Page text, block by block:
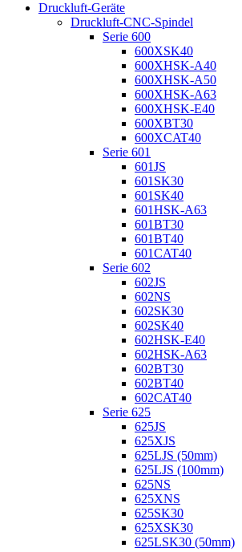
Druckluft-Geräte
Druckluft-CNC-Spindel
Serie 600
600XSK40
600XHSK-A40
600XHSK-A50
600XHSK-A63
600XHSK-E40
600XBT30
600XCAT40
Serie 601
601JS
601SK30
601SK40
601HSK-A63
601BT30
601BT40
601CAT40
Serie 602
602JS
602NS
602SK30
602SK40
602HSK-E40
602HSK-A63
602BT30
602BT40
602CAT40
Serie 625
625JS
625XJS
625LJS (50mm)
625LJS (100mm)
625NS
625XNS
625SK30
625XSK30
625LSK30 (50mm)